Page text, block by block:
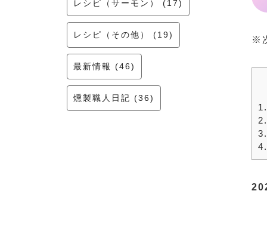
※
レシピ（サーモン） (17)
レシピ（その他） (19)
最新情報 (46)
燻製職人日記 (36)